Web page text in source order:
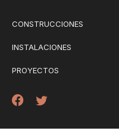
CONSTRUCCIONES
INSTALACIONES
PROYECTOS